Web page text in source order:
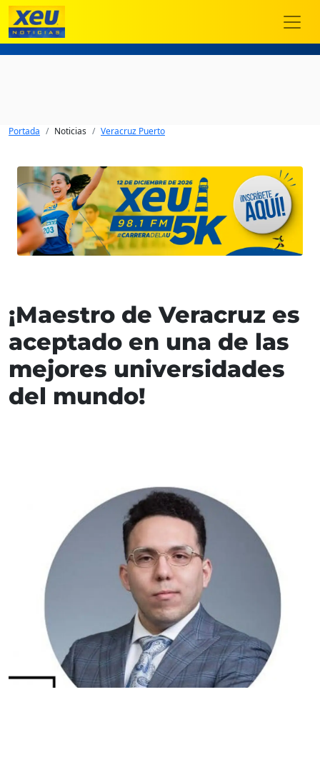
Portada Noticias Veracruz Puerto
¡Maestro de Veracruz es
aceptado en una de las
mejores universidades
del mundo!